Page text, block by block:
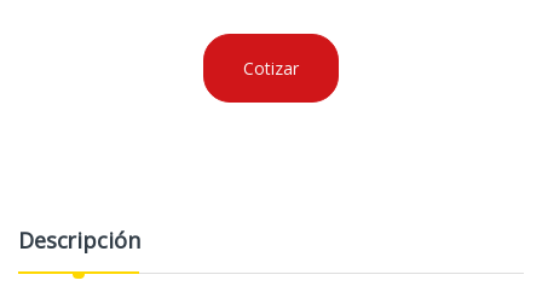
Cotizar
Descripción